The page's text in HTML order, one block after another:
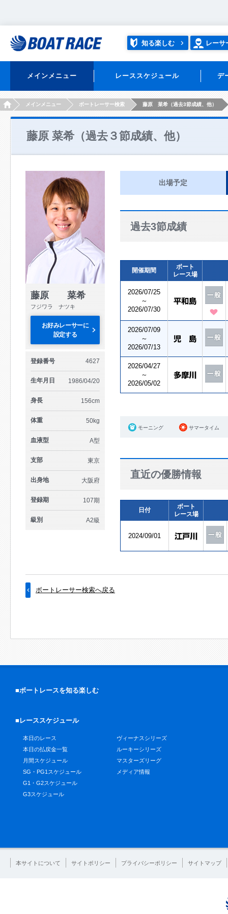
知る楽しむ レーサ
メインメニュー レーススケジュール デ
HOMEメインメニュー ボートレーサー検索 藤原 菜希（過去3節成績、他）
藤原 菜希（過去３節成績、他）
藤原 菜希
フジワラ ナツキ
お好みレーサーに
設定する
登録番号 4627
生年月日 1986/04/20
身長 156cm
体重 50kg
血液型 A型
支部 東京
出身地 大阪府
登録期 107期
級別 A2級
出場予定
過去3節成績
開催期間
ボート
レース場
2026/07/25
～
2026/07/30
2026/07/09
～
2026/07/13
2026/04/27
～
2026/05/02
モーニング サマータイム
直近の優勝情報
日付
ボート
レース場
2024/09/01
ボートレーサー検索へ戻る
■ボートレースを知る楽しむ
■レーススケジュール
本日のレース
本日の払戻金一覧
月間スケジュール
SG・PG1スケジュール
G1・G2スケジュール
G3スケジュール
ヴィーナスシリーズ
ルーキーシリーズ
マスターズリーグ
メディア情報
本サイトについて サイトポリシー プライバシーポリシー サイトマップ